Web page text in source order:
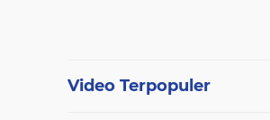
Video Terpopuler